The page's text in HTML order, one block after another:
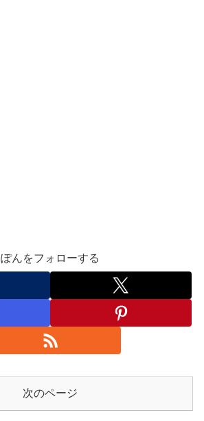
ぽんをフォローする
次のページ